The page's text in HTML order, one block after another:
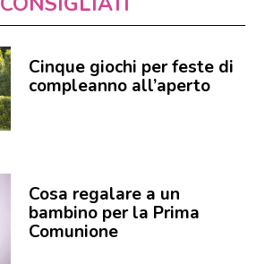
Cinque giochi per feste di
compleanno all’aperto
Cosa regalare a un
bambino per la Prima
Comunione